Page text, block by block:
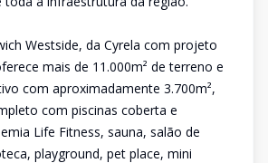
Westside, da Cyrela com projeto
mais de 11.000m² de terreno e
com aproximadamente 3.700m²,
com piscinas coberta e
Life Fitness, sauna, salão de
playground, pet place, mini